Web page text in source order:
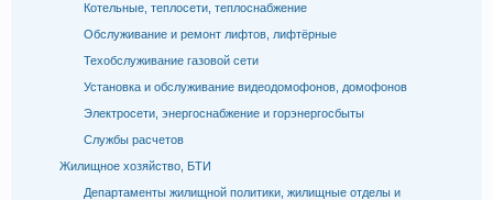
Котельные, теплосети, теплоснабжение
Обслуживание и ремонт лифтов, лифтёрные
Техобслуживание газовой сети
Установка и обслуживание видеодомофонов, домофонов
Электросети, энергоснабжение и горэнергосбыты
Службы расчетов
Жилищное хозяйство, БТИ
Департаменты жилищной политики, жилищные отделы и